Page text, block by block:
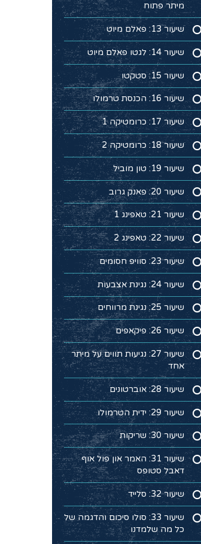
מיתר פתוח
שיעור 13: פאלם מיוט
שיעור 14: לגטו פאלם מיוט
שיעור 15: סטקטו
שיעור 16: הכנסת טרמולו
שיעור 17: כרומטיקה 1
שיעור 18: כרומטיקה 2
שיעור 19: טון מוביל
שיעור 20: פאנק גרוב
שיעור 21: טאפינג 1
שיעור 22: טאפינג 2
שיעור 23: סוויפ חסומים
שיעור 24: נגינת אצבעות
שיעור 25: נגינת מרווחים
שיעור 26: פיקאפים
שיעור 27: נגיעות תווים על מיתר
אחד
שיעור 28: אוברטונים
שיעור 29: ידית הטרמולו
שיעור 30: שריקות
שיעור 31: האמר און פול אוף
דאבל סטופס
שיעור 32: סלייד
שיעור 33: סולו סיכום והדגמה של
כל מה שלמדנו